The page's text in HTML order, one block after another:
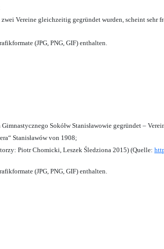
Vereine gleichzeitig gegründet wurden, scheint sehr
(JPG, PNG, GIF) enthalten.
Sokółw Stanisławowie gegründet –
Stanisławów von 1908;
Piotr Chomicki, Leszek Śledziona 2015) (Quelle:
(JPG, PNG, GIF) enthalten.